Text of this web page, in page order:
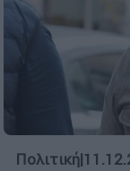
Πολιτική|